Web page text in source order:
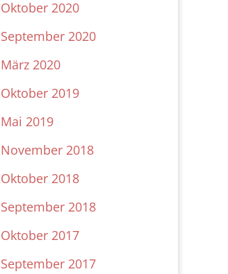
Oktober 2020
September 2020
März 2020
Oktober 2019
Mai 2019
November 2018
Oktober 2018
September 2018
Oktober 2017
September 2017